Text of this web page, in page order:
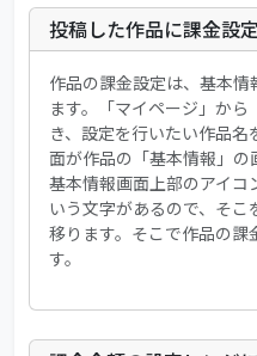
投稿した作品に課金設
作品の課金設定は、基本
ます。「マイページ」か
き、設定を行いたい作品
面が作品の「基本情報」の
基本情報画面上部のアイコ
いう文字があるので、そ
移ります。そこで作品の課
す。